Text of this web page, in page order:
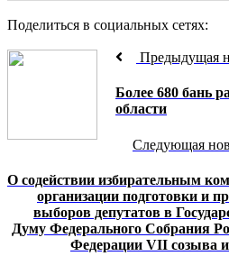
Поделиться в социальных сетях:
Предыдущая
Более 680 бань
области
Следующая
О содействии избирательным
организации подготовки и
выборов депутатов в
Думу Федерального Собрания
Федерации VII созыва